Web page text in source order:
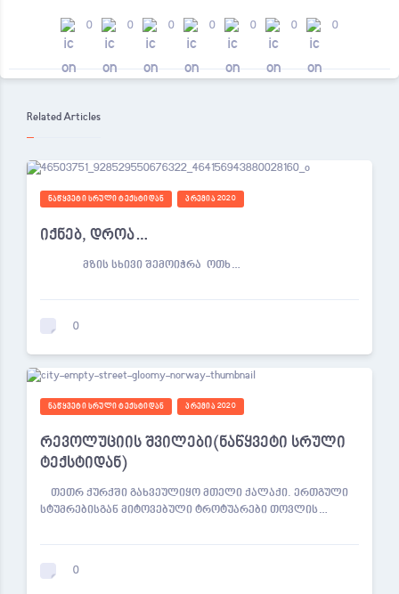
0 0 0 0 0 0 0
Related Articles
ᲜᲐᲬᲧᲕᲔᲢᲘ ᲡᲠᲣᲚᲘ ᲢᲔᲥᲡᲢᲘᲓᲐᲜ ᲞᲠᲔᲛᲘᲐ 2020
იქნებ, დროა…
მზის სხივი შემოიჭრა ოთხ…
0
ᲜᲐᲬᲧᲕᲔᲢᲘ ᲡᲠᲣᲚᲘ ᲢᲔᲥᲡᲢᲘᲓᲐᲜ ᲞᲠᲔᲛᲘᲐ 2020
რევოლუციის შვილები(ნაწყვეტი სრული
ტექსტიდან)
თეთრ ქურქში გახვეულიყო მთელი ქალაქი. ერთგული
სტუმრებისგან მიტოვებული ტროტუარები თოვლის…
0